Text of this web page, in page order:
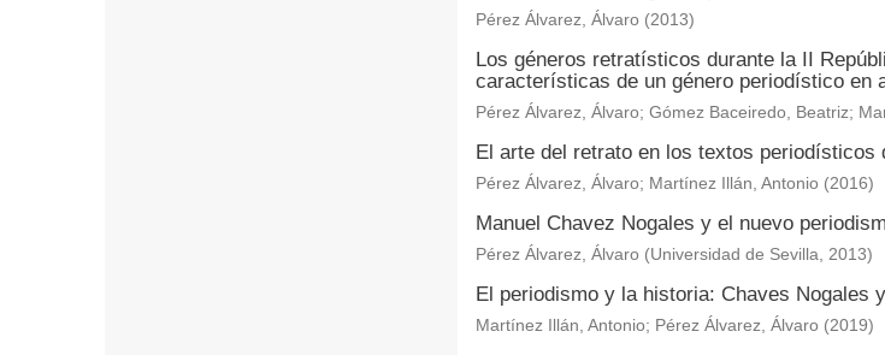
Pérez Álvarez, Álvaro (2013)
Los géneros retratísticos durante la II
características de un género periodístico en
Pérez Álvarez, Álvaro; Gómez Baceiredo, Beatriz;
El arte del retrato en los textos periodísticos
Pérez Álvarez, Álvaro; Martínez Illán, Antonio (2016)
Manuel Chavez Nogales y el nuevo
Pérez Álvarez, Álvaro (Universidad de Sevilla, 2013)
El periodismo y la historia: Chaves Nogales
Martínez Illán, Antonio; Pérez Álvarez, Álvaro (2019)